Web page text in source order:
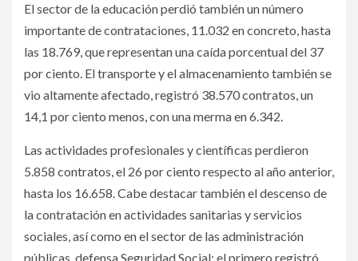
El sector de la educación perdió también un número
importante de contrataciones, 11.032 en concreto, hasta
las 18.769, que representan una caída porcentual del 37
por ciento. El transporte y el almacenamiento también se
vio altamente afectado, registró 38.570 contratos, un
14,1 por ciento menos, con una merma en 6.342.
Las actividades profesionales y científicas perdieron
5.858 contratos, el 26 por ciento respecto al año anterior,
hasta los 16.658. Cabe destacar también el descenso de
la contratación en actividades sanitarias y servicios
sociales, así como en el sector de las administración
públicas, defensa Seguridad Social; el primero registró